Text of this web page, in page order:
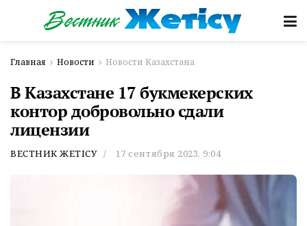
Главная Новости Новости Казахстана
В Казахстане 17 букмекерских
контор добровольно сдали
лицензии
ВЕСТНИК ЖЕТІСУ 17 сентября 2023, 9:04